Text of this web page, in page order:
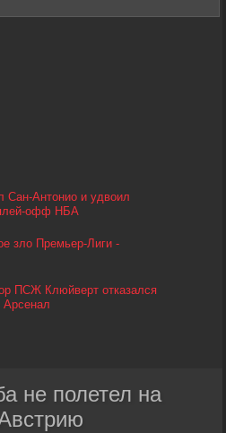
Сан-Антонио и удвоил
офф НБА
зло Премьер-Лиги -
ПСЖ Клюйверт отказался
Арсенал
не полетел на